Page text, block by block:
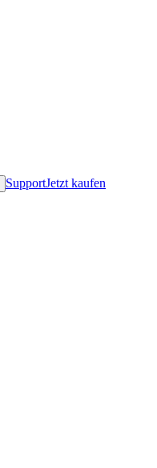
SupportJetzt kaufen